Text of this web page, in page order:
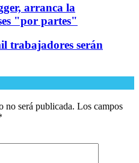
arranca la
"por partes"
trabajadores serán
no será publicada. Los campos